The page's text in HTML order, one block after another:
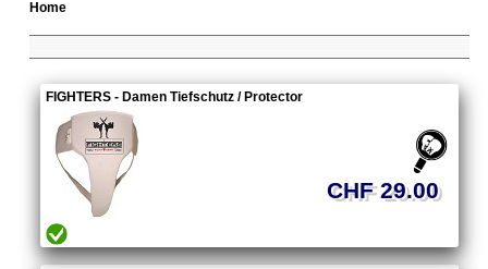
Home
FIGHTERS - Damen Tiefschutz / Protector
CHF 29.00